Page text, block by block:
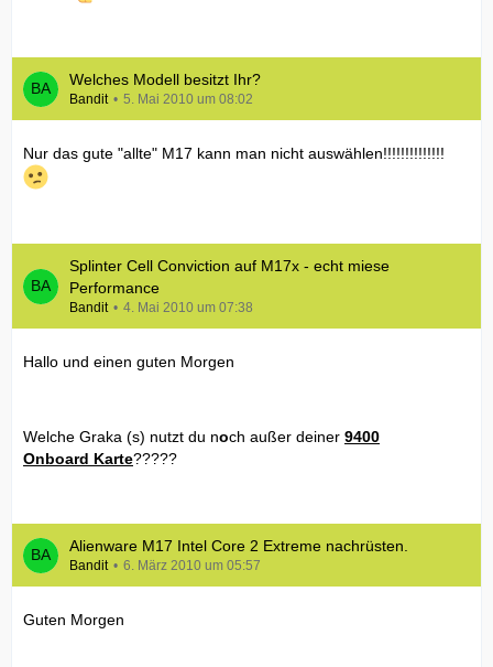
Welches Modell besitzt Ihr?
Bandit 5. Mai 2010 um 08:02
Nur das gute "allte" M17 kann man nicht auswählen!!!!!!!!!!!!!!
Splinter Cell Conviction auf M17x - echt miese
Performance
Bandit 4. Mai 2010 um 07:38
Hallo und einen guten Morgen
Welche Graka (s) nutzt du noch außer deiner 9400
Onboard Karte?????
Alienware M17 Intel Core 2 Extreme nachrüsten.
Bandit 6. März 2010 um 05:57
Guten Morgen